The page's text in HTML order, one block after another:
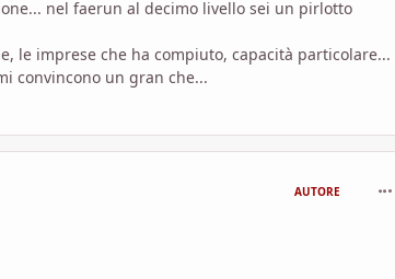
nel faerun al decimo livello sei un pirlotto
le imprese che ha compiuto, capacità particolare...
convincono un gran che...
AUTORE